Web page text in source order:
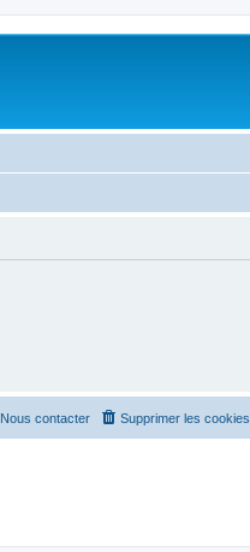
Supprimer les cookies
Nous contacter